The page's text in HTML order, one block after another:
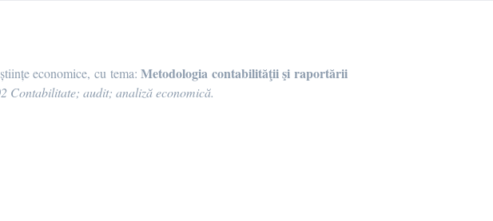
economice, cu tema:Metodologia contabilităţii şi raportării
Contabilitate; audit; analiză economică.